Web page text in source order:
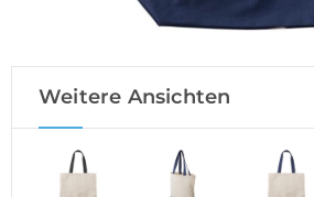
Weitere Ansichten